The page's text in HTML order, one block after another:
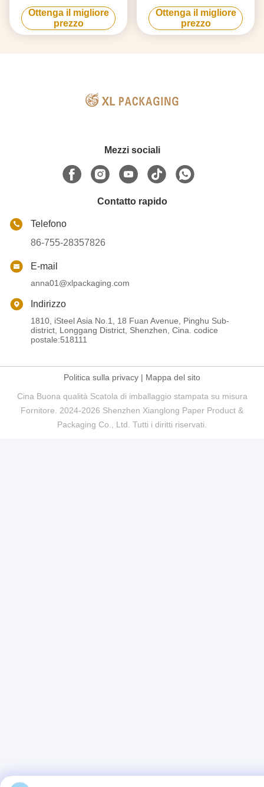
a due porte in oro rosa per
vino e liquori
Ottenga il migliore
prezzo
vino scatola regalo con
cartone inserire vassoio
Ottenga il migliore
prezzo
Mezzi sociali
Contatto rapido
Telefono
86-755-28357826
E-mail
anna01@xlpackaging.com
Indirizzo
1810, iSteel Asia No.1, 18 Fuan Avenue, Pinghu Sub-
district, Longgang District, Shenzhen, Cina. codice
postale:518111
Politica sulla privacy | Mappa del sito
Cina Buona qualità Scatola di imballaggio stampata su misura
Fornitore. 2024-2026 Shenzhen Xianglong Paper Product &
Packaging Co., Ltd. Tutti i diritti riservati.